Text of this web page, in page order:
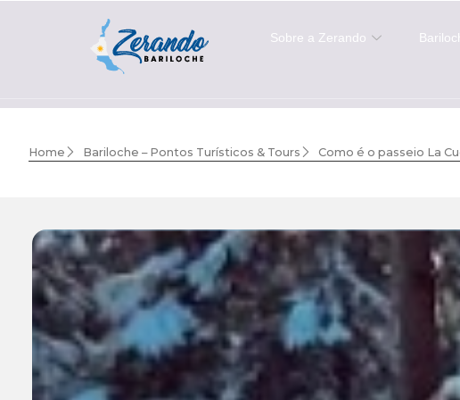
Sobre a Zerando
Home Bariloche – Pontos Turísticos & Tours Como é o passeio La